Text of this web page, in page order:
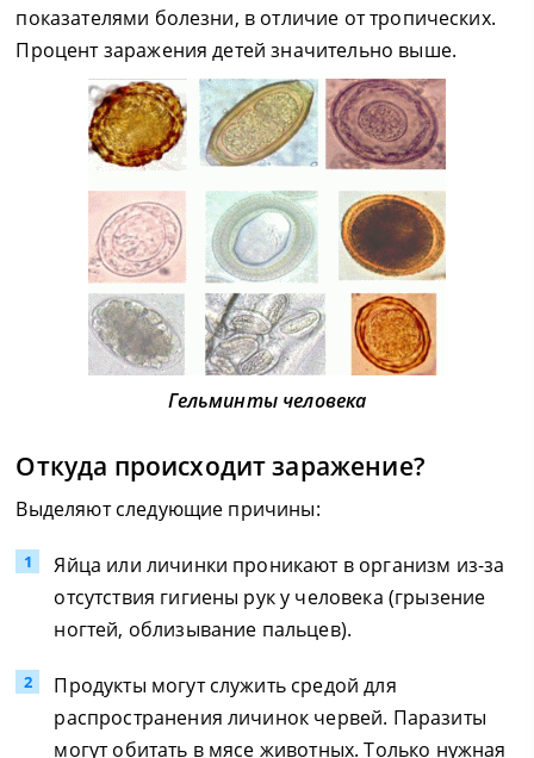
показателями болезни, в отличие от тропических.
Процент заражения детей значительно выше.
Гельминты человека
Откуда происходит заражение?
Выделяют следующие причины:
Яйца или личинки проникают в организм из-за
отсутствия гигиены рук у человека (грызение
ногтей, облизывание пальцев).
Продукты могут служить средой для
распространения личинок червей. Паразиты
могут обитать в мясе животных. Только нужная